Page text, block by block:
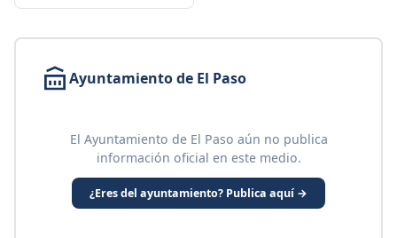
Ayuntamiento de El Paso
El Ayuntamiento de El Paso aún no publica
información oficial en este medio.
¿Eres del ayuntamiento? Publica aquí →